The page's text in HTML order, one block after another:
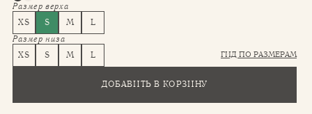
Размер верха
S
XS M
L
Размер низа
S
XS M L ГИД ПО РАЗМЕРАМ
ДОБАВИТЬ В КОРЗИНУ